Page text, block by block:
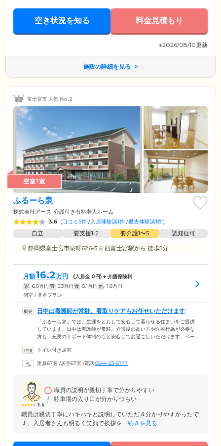
空き状況を知る 料金見積もり
※2026/08/10更新
施設の詳細を見る
富士宮市 人気 No.2
空室1室
ふるーら泉
株式会社アース 介護付き有料老人ホーム
3.6 (口コミ5件 /入居体験談1件 /退去体験談1件)
自立 要支援1•2 要介護1〜5
認知症可
静岡県富士宮市泉町626-3
西富士宮駅から 徒歩5分
月額16.2 万円 (入居金 0 円) + 介護保険料
家 6.0万円 管 3.3万円 食 5.1万円 他 1.8万円
個室 / 基本プラン
日中は看護師が常駐。看取りケアもお任せいただけます
「ふるーら泉」では、生涯をとおして安心して暮らせる住まいをご提供
しています。日中は看護師が常駐。介護度の高い方や医療行為が必要な
方も、充実のサポート体制のもと安心してお過ごしいただけます。ペー
る栄養管理が必要な方など、医療処置も安心してお任せください。さら
の医療機関としっかり連携をとりながら、ご入居者様お一人おひとりに
トイレ付き居室
定員67名 /居室67室 /電話0544-23-8777
3.6
職員の説明が親切丁寧で分かりやすい
駐車場の入り口が分かりづらい
職員は親切丁寧にハキハキと説明していただき分かりやすかったで
す。入居者さんも明るく笑顔で挨拶を... 続きを見る